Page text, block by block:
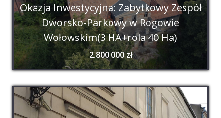
Okazja Inwestycyjna: Zabytkowy Zespół
Dworsko-Parkowy w Rogowie
Wołowskim(3 HA+rola 40 Ha)
2.800.000 zł